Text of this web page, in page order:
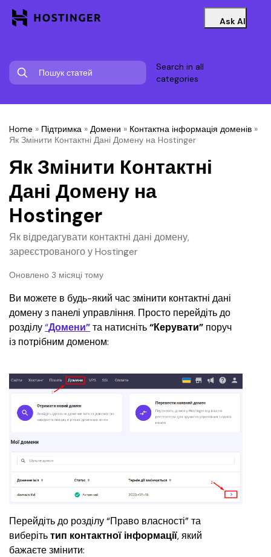
Ask AI
Search in all
categories
Home » Підтримка » Домени » Контактна інформація доменів »
Як Змінити Контактні Дані Домену на Hostinger
Як Змінити Контактні
Дані Домену на
Hostinger
Як відредагувати контактні дані домену,
зареєстрованого у Hostinger
Оновлено 3 місяці тому
Ви можете в будь-який час змінити контактні дані
домену з панелі управління. Просто перейдіть до
розділу “Домени” та натисніть “Керувати” поруч
із потрібним доменом:
Перейдіть до розділу “Право власності” та
виберіть тип контактної інформації, який
бажаєте змінити: